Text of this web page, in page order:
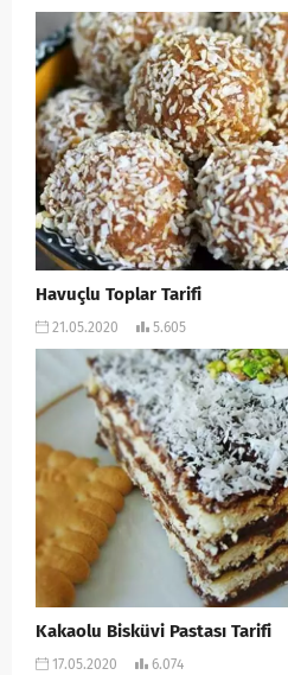
Havuçlu Toplar Tarifi
21.05.2020 5.605
Kakaolu Bisküvi Pastası Tarifi
17.05.2020 6.074